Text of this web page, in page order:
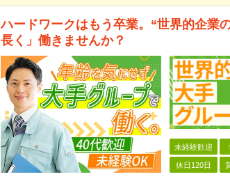
ハードワークはもう卒業。“世界的企業
長く」働きませんか？
未経験歓迎
休日120日